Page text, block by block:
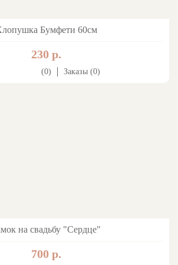
Бумфети 60см
230 р.
(0) Заказы (0)
на свадьбу "Сердце"
700 р.